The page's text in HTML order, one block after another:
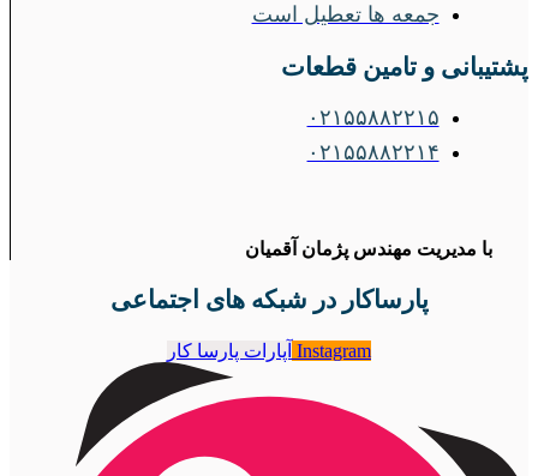
جمعه ها تعطیل است
پشتیبانی و تامین قطعات
۰۲۱۵۵۸۸۲۲۱۵
۰۲۱۵۵۸۸۲۲۱۴
با مدیریت مهندس پژمان آقمیان
پارساکار در شبکه های اجتماعی
Instagram آپارات پارسا کار